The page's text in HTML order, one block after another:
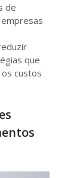
de
que
custos